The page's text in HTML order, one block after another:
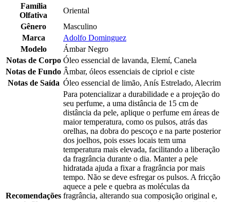
Família
Olfativa
Oriental
Gênero
Masculino
Marca
Adolfo Dominguez
Modelo
Ámbar Negro
Notas de Corpo Óleo essencial de lavanda, Elemí, Canela
Notas de Fundo Âmbar, óleos essenciais de cipriol e ciste
Notas de Saída Óleo essencial de limão, Anís Estrelado, Alecrim
Recomendações
Para potencializar a durabilidade e a projeção do
seu perfume, a uma distância de 15 cm de
distância da pele, aplique o perfume em áreas de
maior temperatura, como os pulsos, atrás das
orelhas, na dobra do pescoço e na parte posterior
dos joelhos, pois esses locais tem uma
temperatura mais elevada, facilitando a liberação
da fragrância durante o dia. Manter a pele
hidratada ajuda a fixar a fragrância por mais
tempo. Não se deve esfregar os pulsos. A fricção
aquece a pele e quebra as moléculas da
fragrância, alterando sua composição original e,